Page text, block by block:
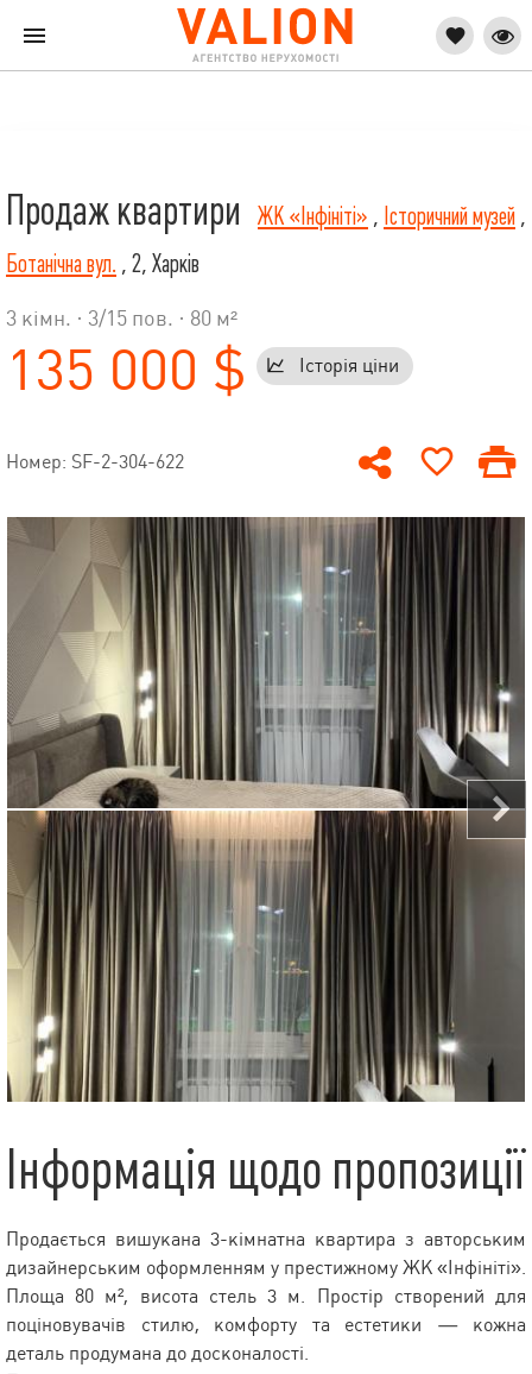
Продаж квартири ЖК «Інфініті» , Історичний музей ,
Ботанічна вул. , 2, Харків
3 кімн. · 3/15 пов. · 80 м²
135 000 $ Історія ціни
Номер: SF-2-304-622
Інформація щодо пропозиції
Продається вишукана 3-кімнатна квартира з авторським
дизайнерським оформленням у престижному ЖК «Інфініті».
Площа 80 м², висота стель 3 м. Простір створений для
поціновувачів стилю, комфорту та естетики — кожна
деталь продумана до досконалості.